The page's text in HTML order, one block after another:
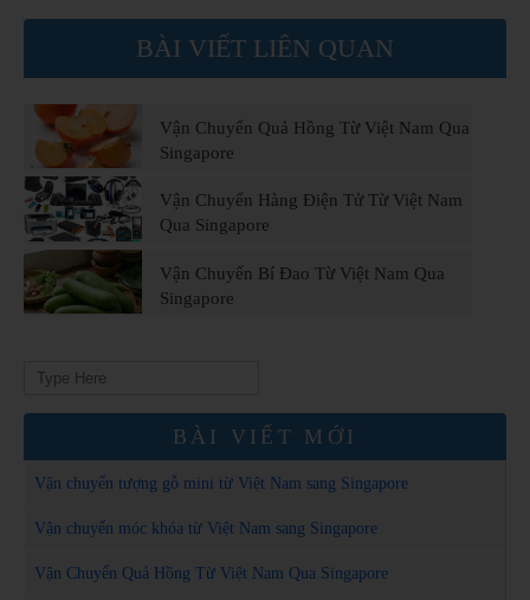
BÀI VIẾT LIÊN QUAN
Vận Chuyển Quả Hồng Từ Việt Nam Qua
Singapore
Vận Chuyển Hàng Điện Tử Từ Việt Nam
Qua Singapore
Vận Chuyển Bí Đao Từ Việt Nam Qua
Singapore
Search
BÀI VIẾT MỚI
Vận chuyển tượng gỗ mini từ Việt Nam sang Singapore
Vận chuyển móc khóa từ Việt Nam sang Singapore
Vận Chuyển Quả Hồng Từ Việt Nam Qua Singapore